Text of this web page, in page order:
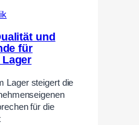
und
für
Lager steigert die
für die